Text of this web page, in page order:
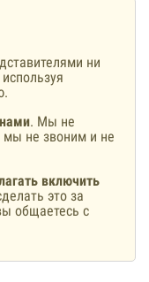
ни
используя
. Мы не
мы не звоним и не
включить
это за
общаетесь с